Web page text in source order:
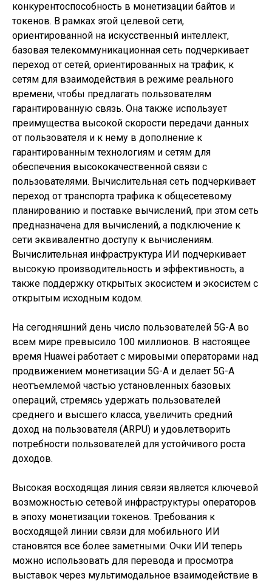
конкурентоспособность в монетизации байтов и
токенов. В рамках этой целевой сети,
ориентированной на искусственный интеллект,
базовая телекоммуникационная сеть подчеркивает
переход от сетей, ориентированных на трафик, к
сетям для взаимодействия в режиме реального
времени, чтобы предлагать пользователям
гарантированную связь. Она также использует
преимущества высокой скорости передачи данных
от пользователя и к нему в дополнение к
гарантированным технологиям и сетям для
обеспечения высококачественной связи с
пользователями. Вычислительная сеть подчеркивает
переход от транспорта трафика к общесетевому
планированию и поставке вычислений, при этом сеть
предназначена для вычислений, а подключение к
сети эквивалентно доступу к вычислениям.
Вычислительная инфраструктура ИИ подчеркивает
высокую производительность и эффективность, а
также поддержку открытых экосистем и экосистем с
открытым исходным кодом.
На сегодняшний день число пользователей 5G-A во
всем мире превысило 100 миллионов. В настоящее
время Huawei работает с мировыми операторами над
продвижением монетизации 5G-A и делает 5G-A
неотъемлемой частью установленных базовых
операций, стремясь удержать пользователей
среднего и высшего класса, увеличить средний
доход на пользователя (ARPU) и удовлетворить
потребности пользователей для устойчивого роста
доходов.
Высокая восходящая линия связи является ключевой
возможностью сетевой инфраструктуры операторов
в эпоху монетизации токенов. Требования к
восходящей линии связи для мобильного ИИ
становятся все более заметными: Очки ИИ теперь
можно использовать для перевода и просмотра
выставок через мультимодальное взаимодействие в